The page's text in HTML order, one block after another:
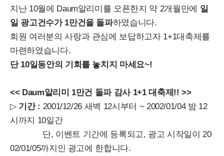
지난 10월에 Daum알리미를 오픈한지 약 2개월만에 일
일 광고건수가 1만건을 돌파하였습니다.
회원 여러분의 사랑과 관심에 보답하고자 1+1대축제를
마련하였습니다.
단 10일동안의 기회를 놓치지 마세요~!
<< Daum알리미 1만건 돌파 감사 1+1 대축제!!>>
▷ 기간 : 2001/12/26 새벽 12시부터 ~ 2002/01/04 밤 12
시까지 10일간
단, 이벤트 기간에 등록되고, 광고 시작일이 20
02/01/05까지인 광고에 한합니다.